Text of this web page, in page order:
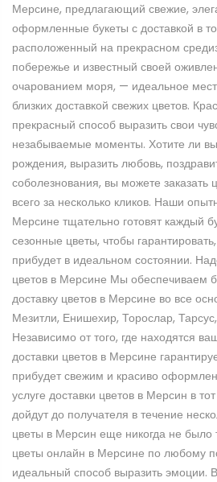
Мерсине, предлагающий свежие,
оформленные букеты с доставкой в
расположенный на прекрасном
побережье и известный своей
очарованием моря, — идеальное
близких доставкой свежих цветов.
прекрасный способ выразить свои
незабываемые моменты. Хотите ли
рождения, выразить любовь,
соболезнования, вы можете
всего за несколько кликов. Наши
Мерсине тщательно готовят каждый
сезонные цветы, чтобы
прибудет в идеальном состоянии.
цветов в Мерсине Мы обеспечиваем
доставку цветов в Мерсине во все
Мезитли, Енишехир, Торослар,
Независимо от того, где находятся
доставки цветов в Мерсине
прибудет свежим и красиво
услуге доставки цветов в Мерсин в
дойдут до получателя в течение
цветы в Мерсин еще никогда не было
цветы онлайн в Мерсине по любому
идеальный способ выразить эмоции.